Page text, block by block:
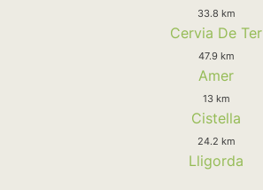
33.8 km
Cervia De Ter
47.9 km
Amer
13 km
Cistella
24.2 km
Lligorda